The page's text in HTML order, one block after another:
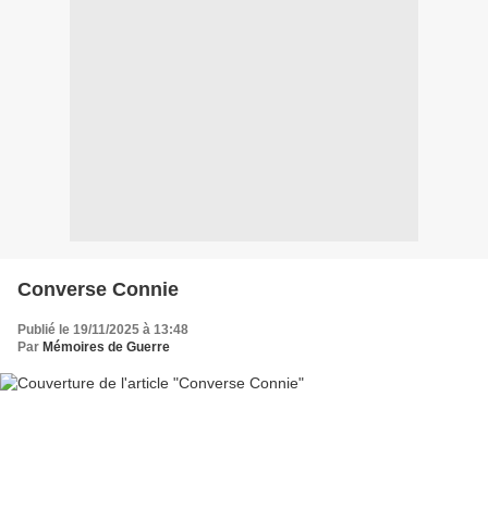
Converse Connie
Publié le 19/11/2025 à 13:48
Par Mémoires de Guerre